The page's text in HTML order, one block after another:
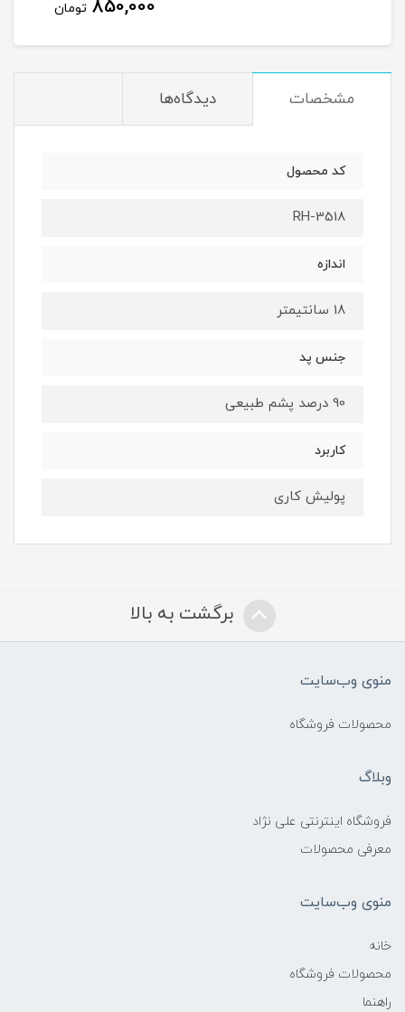
850,000 تومان
مشخصات دیدگاه‌ها
کد محصول
RH-3518
اندازه
18 سانتیمتر
جنس پد
90 درصد پشم طبیعی
کاربرد
پولیش کاری
برگشت به بالا
منوی وب‌سایت
محصولات فروشگاه
وبلاگ
فروشگاه اینترنتی علی نژاد
معرفی محصولات
منوی وب‌سایت
خانه
محصولات فروشگاه
راهنما